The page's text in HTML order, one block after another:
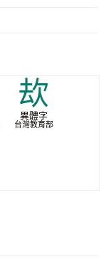
㰦
異體字
台灣教育部